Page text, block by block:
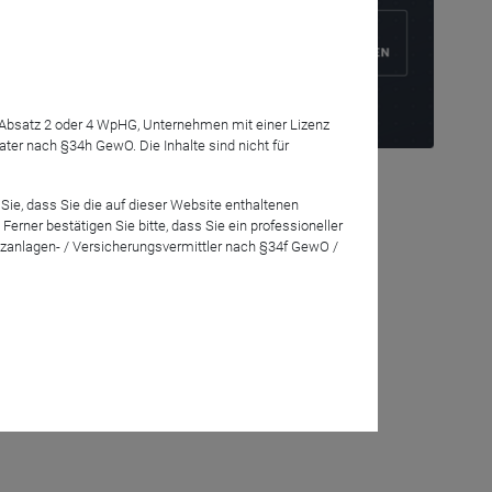
2 oder 4 WpHG, Unternehmen mit einer Lizenz
nach §34h GewO. Die Inhalte sind nicht für
dass Sie die auf dieser Website enthaltenen
bestätigen Sie bitte, dass Sie ein professioneller
/ Versicherungsvermittler nach §34f GewO /